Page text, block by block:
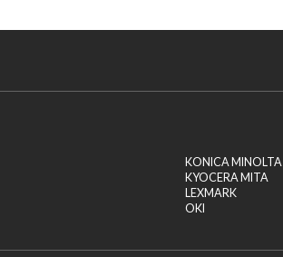
KONICA MINOLTA
KYOCERA MITA
LEXMARK
OKI